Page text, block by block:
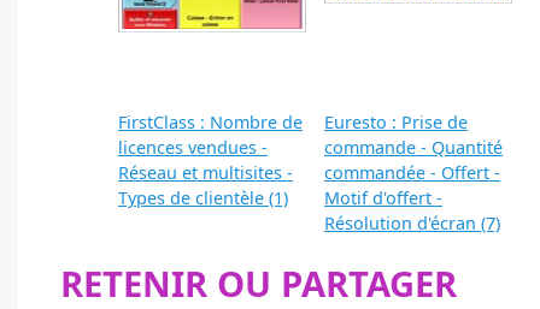
FirstClass : Nombre de
licences vendues -
Réseau et multisites -
Types de clientèle (1)
Euresto : Prise de
commande - Quantité
commandée - Offert -
Motif d'offert -
Résolution d'écran (7)
RETENIR OU PARTAGER